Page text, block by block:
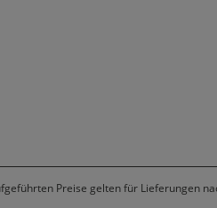
Preise gelten für Lieferungen